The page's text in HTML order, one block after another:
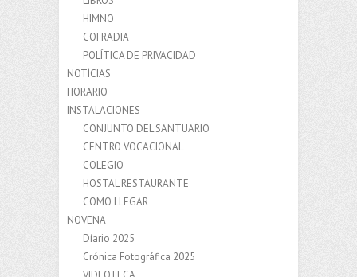
HIMNO
COFRADIA
POLÍTICA DE PRIVACIDAD
NOTÍCIAS
HORARIO
INSTALACIONES
CONJUNTO DEL SANTUARIO
CENTRO VOCACIONAL
COLEGIO
HOSTAL RESTAURANTE
COMO LLEGAR
NOVENA
Díario 2025
Crónica Fotográfica 2025